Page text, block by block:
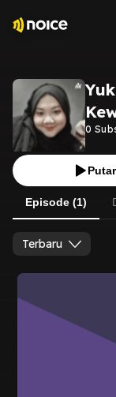
0
Putar
Episode (1)
Terbaru